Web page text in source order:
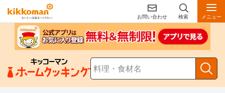
お問い合わせ 検索 メニュー